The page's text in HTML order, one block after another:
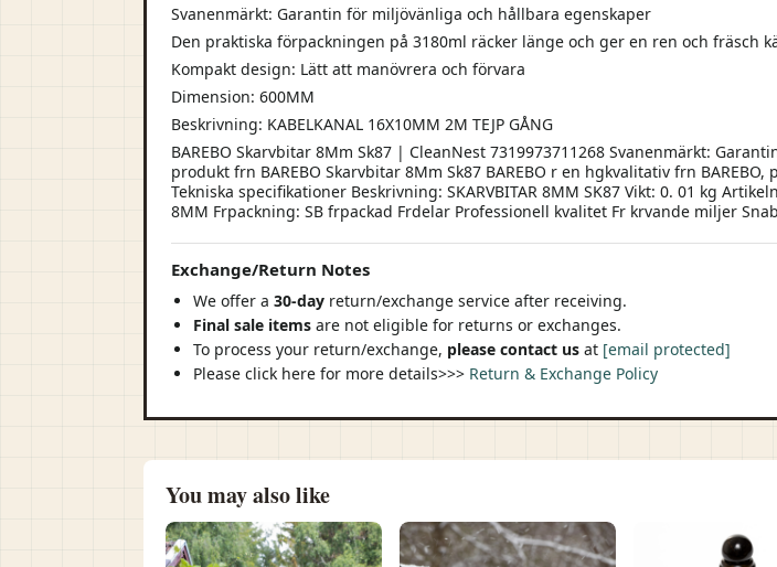
Svanenmärkt: Garantin för miljövänliga och hållbara egenskaper
Den praktiska förpackningen på 3180ml räcker länge och ger en ren och fräsch
Kompakt design: Lätt att manövrera och förvara
Dimension: 600MM
Beskrivning: KABELKANAL 16X10MM 2M TEJP GÅNG
BAREBO Skarvbitar 8Mm Sk87 | CleanNest 7319973711268 Svanenmärkt:
produkt frn BAREBO Skarvbitar 8Mm Sk87 BAREBO r en hgkvalitativ frn
Tekniska specifikationer Beskrivning: SKARVBITAR 8MM SK87 Vikt: 0. 01 kg
8MM Frpackning: SB frpackad Frdelar Professionell kvalitet Fr krvande miljer
Exchange/Return Notes
We offer a 30-day return/exchange service after receiving.
Final sale items are not eligible for returns or exchanges.
To process your return/exchange, please contact us at [email protected]
Please click here for more details>>> Return & Exchange Policy
You may also like